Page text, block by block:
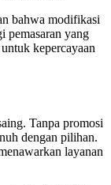
bahwa modifikasi
pemasaran yang
kepercayaan
Tanpa promosi
dengan pilihan.
layanan